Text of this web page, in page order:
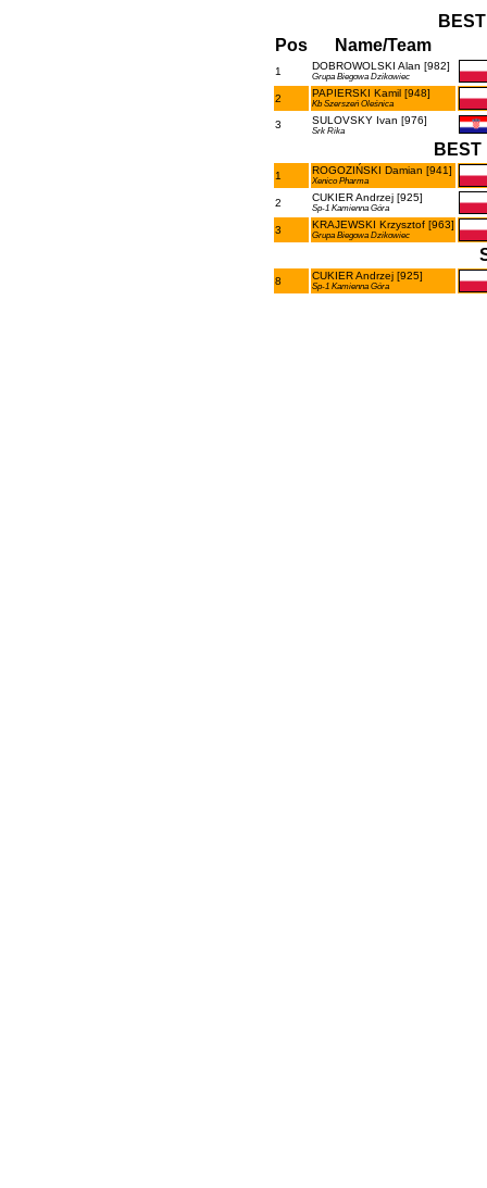
Pos
Name/Team
1 DOBROWOLSKI Alan [982]
Grupa Biegowa Dzikowiec
2 PAPIERSKI Kamil [948]
Kb Szerszeń Oleśnica
3 SULOVSKY Ivan [976]
Srk Rika
BEST
1 ROGOZIŃSKI Damian [941]
Xenico Pharma
2 CUKIER Andrzej [925]
Sp-1 Kamienna Góra
3 KRAJEWSKI Krzysztof [963]
Grupa Biegowa Dzikowiec
8 CUKIER Andrzej [925]
Sp-1 Kamienna Góra